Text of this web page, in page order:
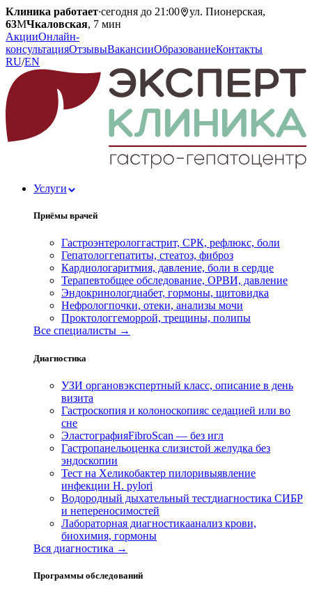
Клиника работает·сегодня до 21:00
ул. Пионерская,
63МЧкаловская, 7 мин
АкцииОнлайн-
консультацияОтзывыВакансииОбразованиеКонтакты
RU/EN
Услуги
Приёмы врачей
Гастроэнтерологгастрит, СРК, рефлюкс, боли
Гепатологгепатиты, стеатоз, фиброз
Кардиологаритмия, давление, боли в сердце
Терапевтобщее обследование, ОРВИ, давление
Эндокринологдиабет, гормоны, щитовидка
Нефрологпочки, отеки, анализы мочи
Проктологгеморрой, трещины, полипы
Все специалисты →
Диагностика
УЗИ органовэкспертный класс, описание в день
визита
Гастроскопия и колоноскопияс седацией или во
сне
ЭластографияFibroScan — без игл
Гастропанельоценка слизистой желудка без
эндоскопии
Тест на Хеликобактер пилоривыявление
инфекции H. pylori
Водородный дыхательный тестдиагностика СИБР
и непереносимостей
Лабораторная диагностикаанализ крови,
биохимия, гормоны
Вся диагностика →
Программы обследований